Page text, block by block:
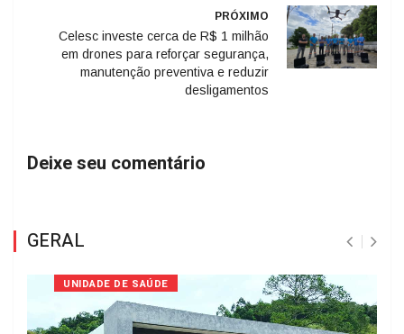
PRÓXIMO
Celesc investe cerca de R$ 1 milhão
em drones para reforçar segurança,
manutenção preventiva e reduzir
desligamentos
Deixe seu comentário
GERAL
UNIDADE DE SAÚDE